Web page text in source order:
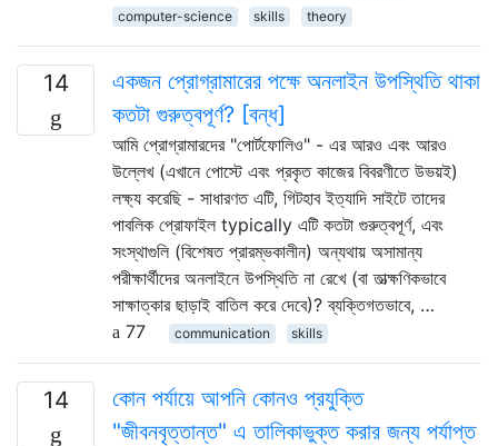
computer-science
skills theory
14
একজন প্রোগ্রামারের পক্ষে অনলাইন উপস্থিতি থাকা
কতটা গুরুত্বপূর্ণ? [বন্ধ]
আমি প্রোগ্রামারদের "পোর্টফোলিও" - এর আরও এবং আরও
উল্লেখ (এখানে পোস্টে এবং প্রকৃত কাজের বিবরণীতে উভয়ই)
লক্ষ্য করেছি - সাধারণত এটি, গিটহাব ইত্যাদি সাইটে তাদের
পাবলিক প্রোফাইল typically এটি কতটা গুরুত্বপূর্ণ, এবং
সংস্থাগুলি (বিশেষত প্রারম্ভকালীন) অন্যথায় অসামান্য
পরীক্ষার্থীদের অনলাইনে উপস্থিতি না রেখে (বা তাত্ক্ষণিকভাবে
সাক্ষাত্কার ছাড়াই বাতিল করে দেবে)? ব্যক্তিগতভাবে, …
77
communication skills
14
কোন পর্যায়ে আপনি কোনও প্রযুক্তি
"জীবনবৃত্তান্ত" এ তালিকাভুক্ত করার জন্য পর্যাপ্ত